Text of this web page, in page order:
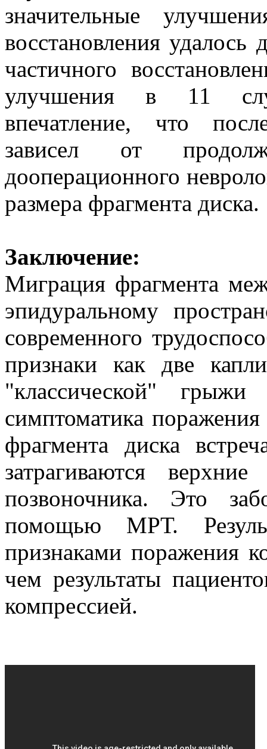
значительные
восстановления
частичного
улучшения в 11
впечатление, что
зависел от
дооперационного
размера фрагмента диска.
Заключение:
Миграция фрагмента
эпидуральному
современного
признаки как две
"классической"
симптоматика
фрагмента диска
затрагиваются
позвоночника. Это
помощью МРТ.
признаками поражения
чем результаты
компрессией.